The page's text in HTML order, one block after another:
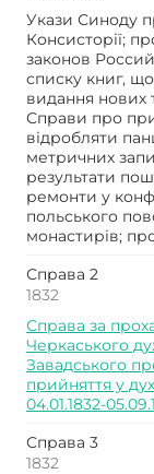
Укази Синоду
Консисторії;
законов
списку книг,
видання нових
Справи про
відробляти
метричних
результати
ремонти у
польського
монастирів;
Справа 2
1832
Справа за
Черкаського
Завадського
прийняття у
04.01.1832-
Справа 3
1832